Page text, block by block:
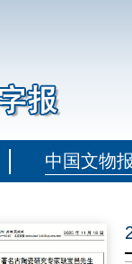
中国文物